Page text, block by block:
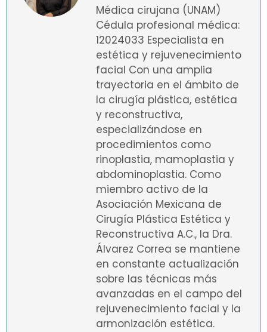
Médica cirujana (UNAM)
Cédula profesional médica:
12024033 Especialista en
estética y rejuvenecimiento
facial Con una amplia
trayectoria en el ámbito de
la cirugía plástica, estética
y reconstructiva,
especializándose en
procedimientos como
rinoplastia, mamoplastia y
abdominoplastia. Como
miembro activo de la
Asociación Mexicana de
Cirugía Plástica Estética y
Reconstructiva A.C., la Dra.
Álvarez Correa se mantiene
en constante actualización
sobre las técnicas más
avanzadas en el campo del
rejuvenecimiento facial y la
armonización estética.